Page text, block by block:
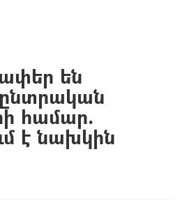
են
համար.
է նախկին